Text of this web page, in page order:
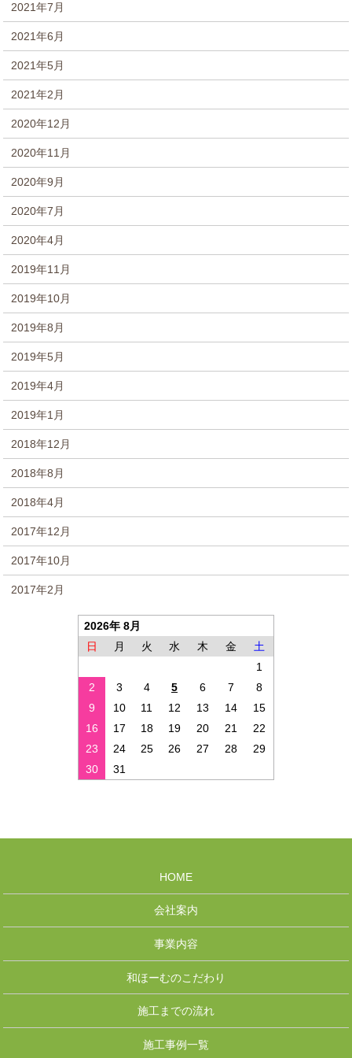
2021年7月
2021年6月
2021年5月
2021年2月
2020年12月
2020年11月
2020年9月
2020年7月
2020年4月
2019年11月
2019年10月
2019年8月
2019年5月
2019年4月
2019年1月
2018年12月
2018年8月
2018年4月
2017年12月
2017年10月
2017年2月
2026年 8月
日
月 火 水 木 金
土
1
2
3 4 5 6 7
8
9
10 11 12 13 14
15
16
17 18 19 20 21
22
23
24 25 26 27 28
29
30
31
HOME
会社案内
事業内容
和ほーむのこだわり
施工までの流れ
施工事例一覧